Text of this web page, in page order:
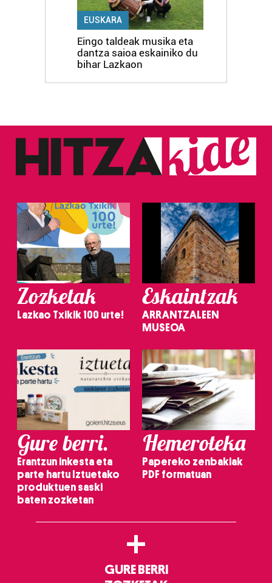
EUSKARA
Eingo taldeak musika eta
dantza saioa eskainiko du
bihar Lazkaon
Zozketak
Lazkao Txikik 100 urte!
Eskaintzak
ARRANTZALEEN
MUSEOA
Gure berri.
Erantzun inkesta eta
parte hartu Iztuetako
produktuen saski
baten zozketan
Hemeroteka
Papereko zenbakiak
PDF formatuan
+
GURE BERRI